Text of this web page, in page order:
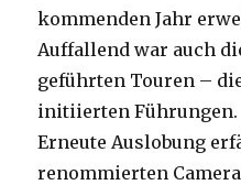
kommenden Jahr
Auffallend war auch
geführten Touren –
initiierten Führungen.
Erneute Auslobung
renommierten